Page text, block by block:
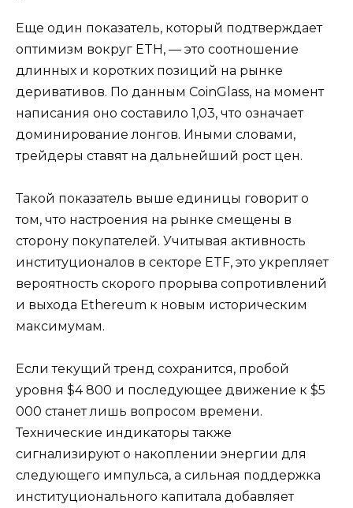
Еще один показатель, который подтверждает
оптимизм вокруг ETH, — это соотношение
длинных и коротких позиций на рынке
деривативов. По данным CoinGlass, на момент
написания оно составило 1,03, что означает
доминирование лонгов. Иными словами,
трейдеры ставят на дальнейший рост цен.
Такой показатель выше единицы говорит о
том, что настроения на рынке смещены в
сторону покупателей. Учитывая активность
институционалов в секторе ETF, это укрепляет
вероятность скорого прорыва сопротивлений
и выхода Ethereum к новым историческим
максимумам.
Если текущий тренд сохранится, пробой
уровня $4 800 и последующее движение к $5
000 станет лишь вопросом времени.
Технические индикаторы также
сигнализируют о накоплении энергии для
следующего импульса, а сильная поддержка
институционального капитала добавляет